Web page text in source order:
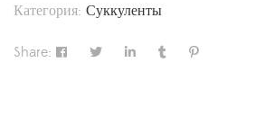
Категория: Суккуленты
Share: